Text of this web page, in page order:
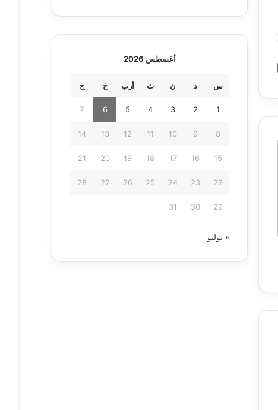
أغسطس 2026
س د ن ث أرب خ ج
1
2
3
4
5
6
7
8
9
10
11
12
13
14
15
16
17
18
19
20
21
22
23
24
25
26
27
28
29
30
31
« يوليو